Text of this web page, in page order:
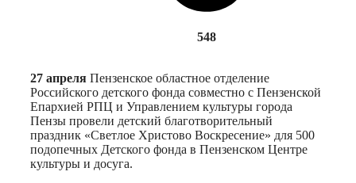
548
27 апреля Пензенское областное отделение
Российского детского фонда совместно с Пензенской
Епархией РПЦ и Управлением культуры города
Пензы провели детский благотворительный
праздник «Светлое Христово Воскресение» для 500
подопечных Детского фонда в Пензенском Центре
культуры и досуга.